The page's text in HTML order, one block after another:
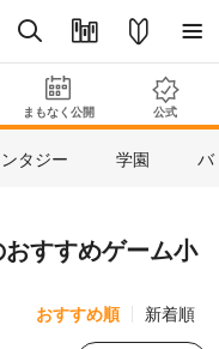
まもなく公開 公式
タジー 学園 バ
すすめゲーム小
おすすめ順 新着順